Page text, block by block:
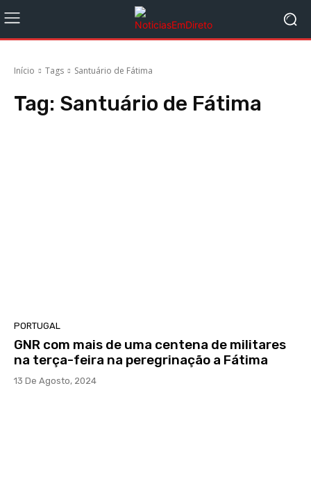
Início Tags Santuário de Fátima
Tag: Santuário de Fátima
PORTUGAL
GNR com mais de uma centena de militares
na terça-feira na peregrinação a Fátima
13 De Agosto, 2024